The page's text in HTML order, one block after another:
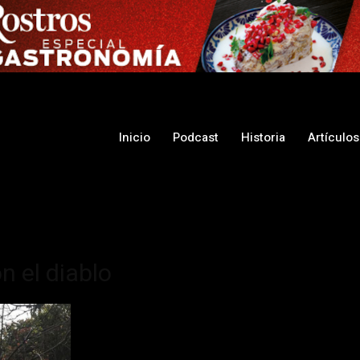
Inicio Podcast Historia Artículos